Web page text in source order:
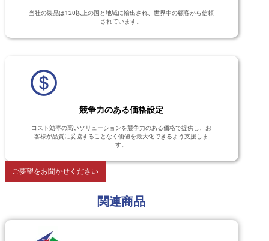
当社の製品は120以上の国と地域に輸出され、世界中の顧客から信頼
されています。
競争力のある価格設定
コスト効率の高いソリューションを競争力のある価格で提供し、お
客様が品質に妥協することなく価値を最大化できるよう支援しま
す。
ご要望をお聞かせください
関連商品